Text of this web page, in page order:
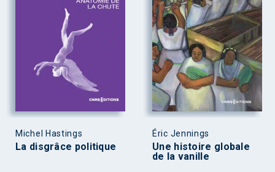
Michel Hastings
La disgrâce politique
Éric Jennings
Une histoire globale
de la vanille